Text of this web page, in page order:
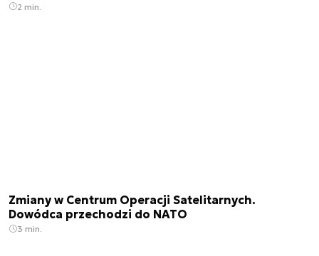
2 min.
Zmiany w Centrum Operacji Satelitarnych.
Dowódca przechodzi do NATO
3 min.